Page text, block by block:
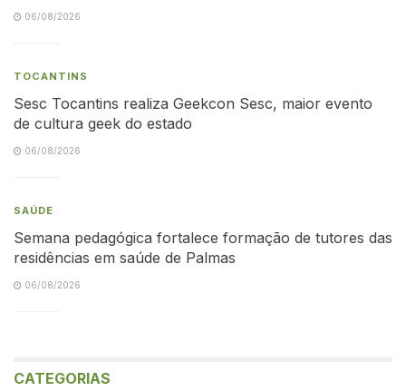
06/08/2026
TOCANTINS
Sesc Tocantins realiza Geekcon Sesc, maior evento
de cultura geek do estado
06/08/2026
SAÚDE
Semana pedagógica fortalece formação de tutores das
residências em saúde de Palmas
06/08/2026
CATEGORIAS